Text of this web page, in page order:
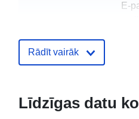
E-
Kataloga
ieraksts:
uriRef:
Rādīt vairāk
Līdzīgas datu